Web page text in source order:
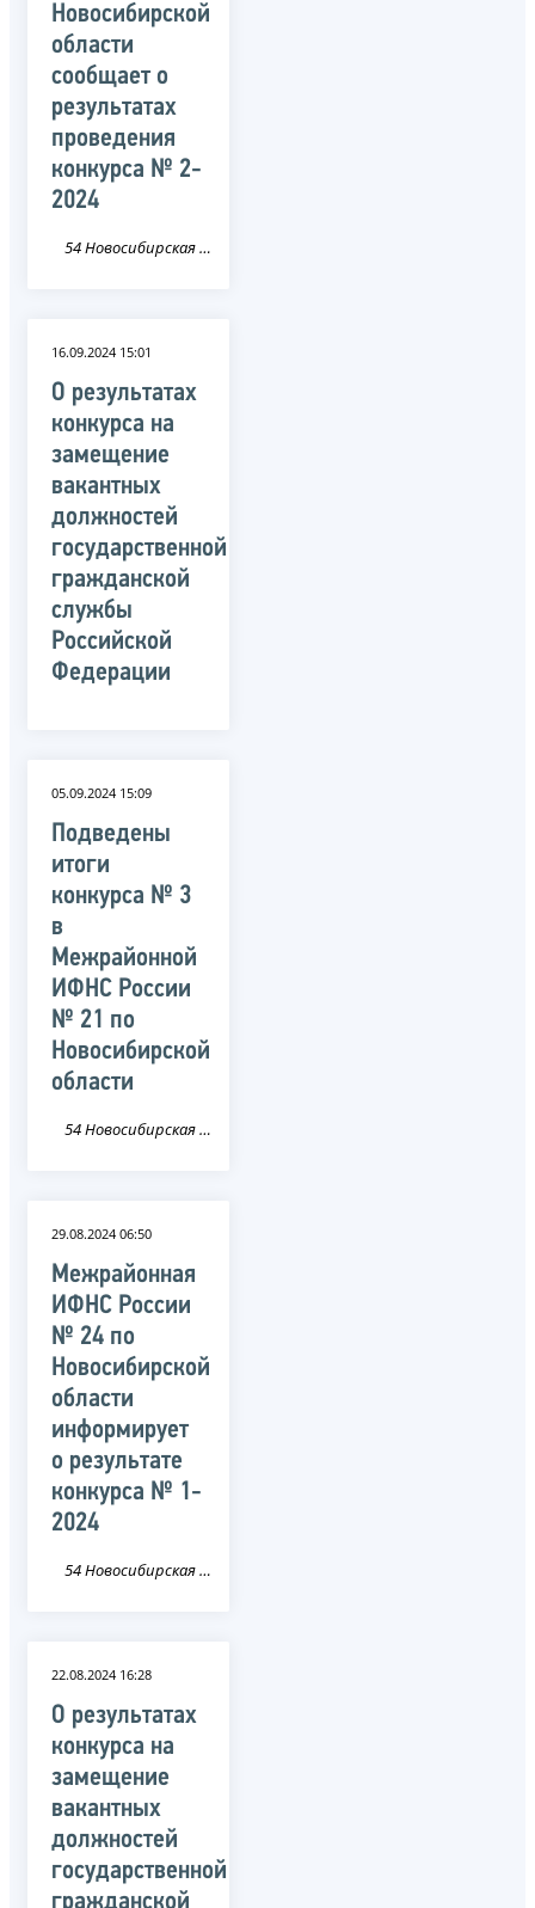
Новосибирской
области
сообщает о
результатах
проведения
конкурса № 2-
2024
54 Новосибирская область
16.09.2024 15:01
О результатах
конкурса на
замещение
вакантных
должностей
государственной
гражданской
службы
Российской
Федерации
05.09.2024 15:09
Подведены
итоги
конкурса № 3
в
Межрайонной
ИФНС России
№ 21 по
Новосибирской
области
54 Новосибирская область
29.08.2024 06:50
Межрайонная
ИФНС России
№ 24 по
Новосибирской
области
информирует
о результате
конкурса № 1-
2024
54 Новосибирская область
22.08.2024 16:28
О результатах
конкурса на
замещение
вакантных
должностей
государственной